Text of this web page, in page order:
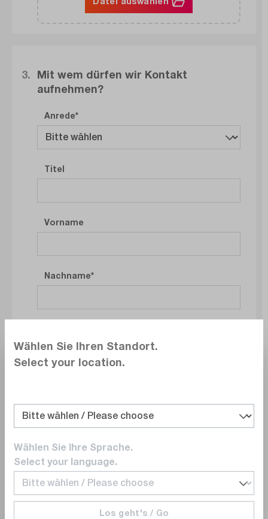
Mit wem dürfen wir Kontakt
aufnehmen?
3.
Anrede
Titel
Vorname
Nachname
E-Mail
Telefonnummer
Wählen Sie Ihren Standort.
Select your location.
Wählen Sie Ihre Sprache.
Select your language.
Los geht's / Go